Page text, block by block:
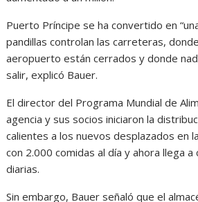
Puerto Príncipe se ha convertido en
pandillas controlan las carreteras,
aeropuerto están cerrados y donde
salir, explicó Bauer.
El director del Programa Mundial de
agencia y sus socios iniciaron la
calientes a los nuevos desplazados en
con 2.000 comidas al día y ahora llega a
diarias.
Sin embargo, Bauer señaló que el